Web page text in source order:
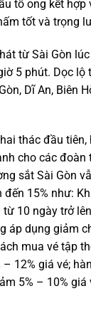
tổ ong kết hợp
tốt và trọng
từ Sài Gòn
5 phút. Dọc lộ
Dĩ An, Biên
thác đầu
cho các đoàn
sắt Sài Gòn
15% như:
10 ngày trở
áp dụng giảm
mua vé tập
12% giá vé;
5% – 10% giá